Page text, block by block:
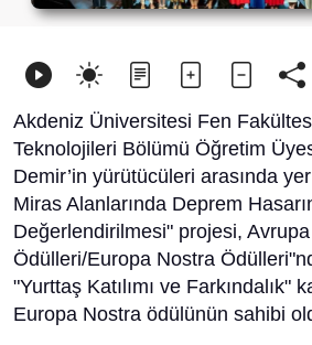
Akdeniz Üniversitesi Fen
Teknolojileri Bölümü Öğretim
Demir’in yürütücüleri arasında yer
Miras Alanlarında Deprem
Değerlendirilmesi" projesi,
Ödülleri/Europa Nostra
"Yurttaş Katılımı ve Farkındalık"
Europa Nostra ödülünün sahibi